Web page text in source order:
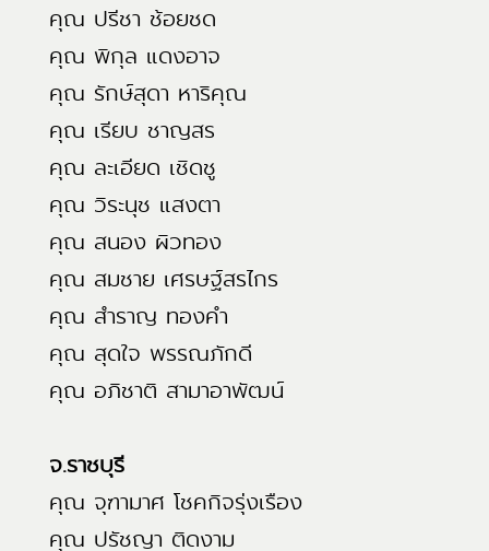
คุณ ปรีชา ช้อยชด
คุณ พิกุล แดงอาจ
คุณ รักษ์สุดา หาริคุณ
คุณ เรียบ ชาญสร
คุณ ละเอียด เชิดชู
คุณ วิระนุช แสงตา
คุณ สนอง ผิวทอง
คุณ สมชาย เศรษฐ์สรไกร
คุณ สำราญ ทองคำ
คุณ สุดใจ พรรณภักดี
คุณ อภิชาติ สามาอาพัฒน์
จ.ราชบุรี
คุณ จุฑามาศ โชคกิจรุ่งเรือง
คุณ ปรัชญา ติดงาม